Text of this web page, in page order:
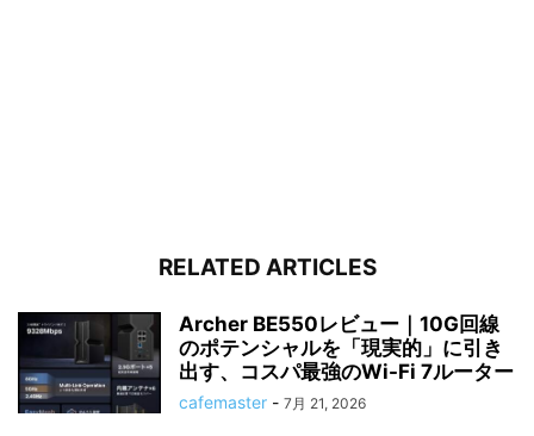
RELATED ARTICLES
Archer BE550レビュー｜10G回線
のポテンシャルを「現実的」に引き
出す、コスパ最強のWi-Fi 7ルーター
cafemaster - 7月 21, 2026